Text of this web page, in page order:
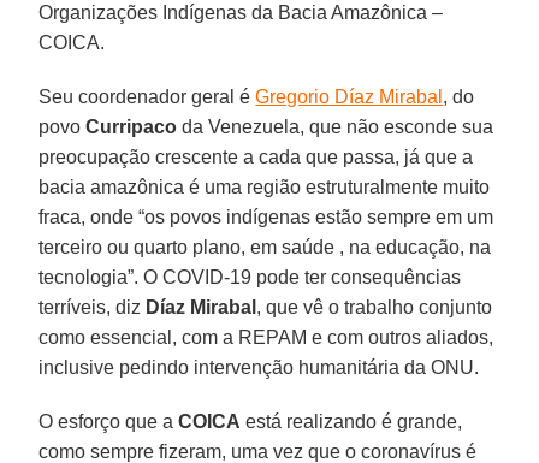
Organizações Indígenas da Bacia Amazônica –
COICA.
Seu coordenador geral éGregorio Díaz Mirabal , do
povoCurripaco da Venezuela, que não esconde sua
preocupação crescente a cada que passa, já que a
bacia amazônica é uma região estruturalmente muito
fraca, onde “os povos indígenas estão sempre em um
terceiro ou quarto plano, em saúde , na educação, na
tecnologia”. O COVID-19 pode ter consequências
terríveis, diz Díaz Mirabal , que vê o trabalho conjunto
como essencial, com a REPAM e com outros aliados,
inclusive pedindo intervenção humanitária da ONU.
O esforço que aCOICA está realizando é grande,
como sempre fizeram, uma vez que o coronavírus é